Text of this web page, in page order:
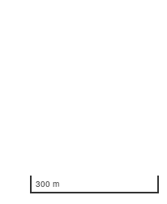
300 m